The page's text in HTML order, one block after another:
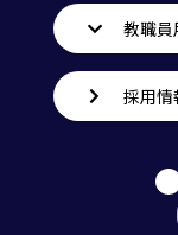
教職員
採用情